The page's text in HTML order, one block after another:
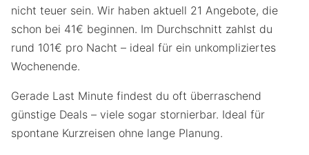
nicht teuer sein. Wir haben aktuell 21 Angebote, die
schon bei 41€ beginnen. Im Durchschnitt zahlst du
rund 101€ pro Nacht – ideal für ein unkompliziertes
Wochenende.
Gerade Last Minute findest du oft überraschend
günstige Deals – viele sogar stornierbar. Ideal für
spontane Kurzreisen ohne lange Planung.